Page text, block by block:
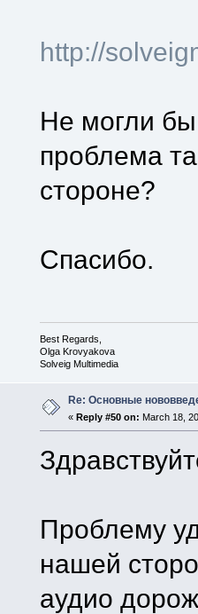
http://
Не могли бы
проблема
стороне?
Спасибо.
Best Regards,
Olga Krovyakova
Solveig Multimedia
Re: Основные
« Reply #50 on: March 18,
Проблему
нашей
аудио